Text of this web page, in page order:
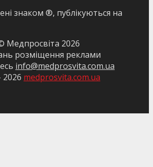
знаком ®, публікуються на
Медпросвіта 2026
розміщення реклами
info@medprosvita.com.ua
2026 medprosvita.com.ua